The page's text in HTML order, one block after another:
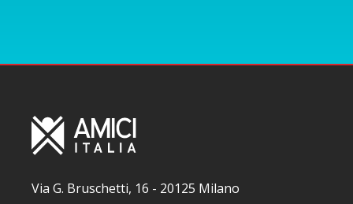
Via G. Bruschetti, 16 - 20125 Milano